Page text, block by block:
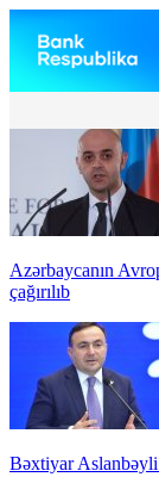
Azərbaycanın
çağırılıb
Bəxtiyar